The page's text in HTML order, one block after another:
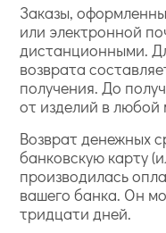
Заказы,
или электронной
дистанционными.
возврата
получения. До
от изделий в любой
Возврат денежных
банковскую карту
производилась
вашего банка. Он
тридцати дней.